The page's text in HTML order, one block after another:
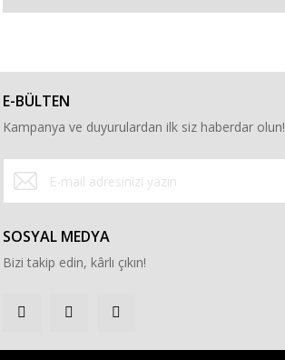
E-BÜLTEN
Kampanya ve duyurulardan ilk siz haberdar olun!
SOSYAL MEDYA
Bizi takip edin, kârlı çıkın!